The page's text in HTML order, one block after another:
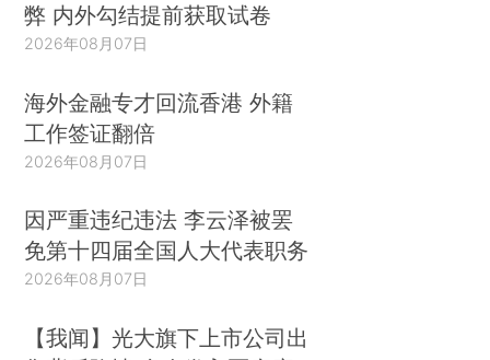
弊 内外勾结提前获取试卷
2026年08月07日
海外金融专才回流香港 外籍
工作签证翻倍
2026年08月07日
因严重违纪违法 李云泽被罢
免第十四届全国人大代表职务
2026年08月07日
【我闻】光大旗下上市公司出